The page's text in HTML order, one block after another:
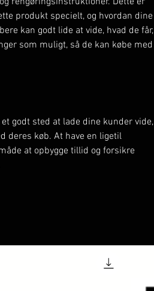
produkt specielt, og hvordan dine
kan godt lide at vide, hvad de får,
som muligt, så de kan købe med
godt sted at lade dine kunder vide,
deres køb. At have en ligetil
at opbygge tillid og forsikre